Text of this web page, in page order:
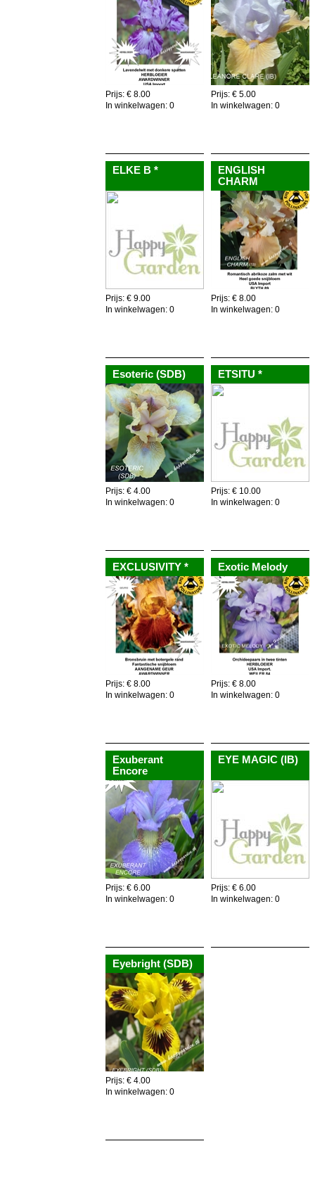
Prijs: € 8.00
In winkelwagen: 0
Prijs: € 5.00
In winkelwagen: 0
ELKE B *
Prijs: € 9.00
In winkelwagen: 0
ENGLISH
CHARM
Prijs: € 8.00
In winkelwagen: 0
Esoteric (SDB)
Prijs: € 4.00
In winkelwagen: 0
ETSITU *
Prijs: € 10.00
In winkelwagen: 0
EXCLUSIVITY *
Prijs: € 8.00
In winkelwagen: 0
Exotic Melody
Prijs: € 8.00
In winkelwagen: 0
Exuberant
Encore
Prijs: € 6.00
In winkelwagen: 0
EYE MAGIC (IB)
Prijs: € 6.00
In winkelwagen: 0
Eyebright (SDB)
Prijs: € 4.00
In winkelwagen: 0